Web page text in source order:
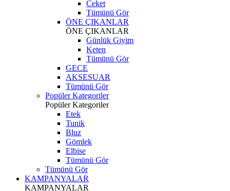
Ceket
Tümünü Gör
ÖNE ÇIKANLAR
ÖNE ÇIKANLAR
Günlük Giyim
Keten
Tümünü Gör
GECE
AKSESUAR
Tümünü Gör
Popüler Kategoriler
Popüler Kategoriler
Etek
Tunik
Bluz
Gömlek
Elbise
Tümünü Gör
Tümünü Gör
KAMPANYALAR
KAMPANYALAR